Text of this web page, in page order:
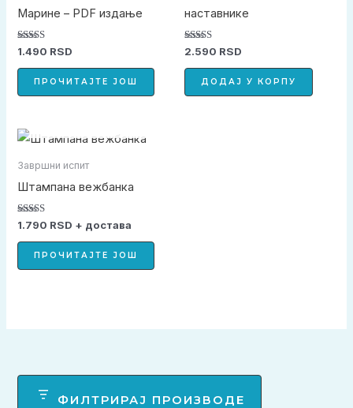
Марине – PDF издање
Оцењено са
од 5
1.490 RSD
ПРОЧИТАЈТЕ ЈОШ
наставнике
Оцењено са
од 5
2.590 RSD
ДОДАЈ У КОРПУ
Завршни испит
Штампана вежбанка
Оцењено са
од 5
1.790 RSD + достава
ПРОЧИТАЈТЕ ЈОШ
ФИЛТРИРАЈ ПРОИЗВОДЕ